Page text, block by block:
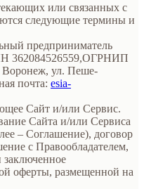
или связанных с
следующие термины и
предприниматель
362084526559,ОГРНИП
Воронеж, ул. Пеше-
почта: esia-
Сайт и/или Сервис.
Сайта и/или Сервиса
– Соглашение), договор
с Правообладателем,
заключенное
оферты, размещенной на